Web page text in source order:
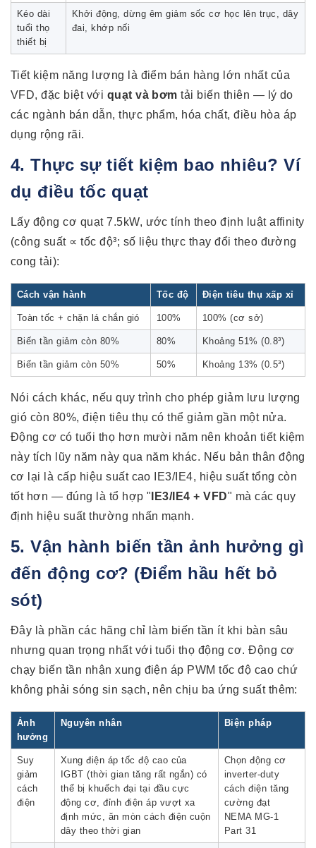
Kéo dài
tuổi thọ
thiết bị
Khởi động, dừng êm giảm sốc cơ học lên trục, dây
đai, khớp nối
Tiết kiệm năng lượng là điểm bán hàng lớn nhất của
VFD, đặc biệt với quạt và bơm tải biến thiên — lý do
các ngành bán dẫn, thực phẩm, hóa chất, điều hòa áp
dụng rộng rãi.
4. Thực sự tiết kiệm bao nhiêu? Ví
dụ điều tốc quạt
Lấy động cơ quạt 7.5kW, ước tính theo định luật affinity
(công suất ∝ tốc độ³; số liệu thực thay đổi theo đường
cong tải):
Cách vận hành Tốc độ Điện tiêu thụ xấp xỉ
Toàn tốc + chặn lá chắn gió 100% 100% (cơ sở)
Biến tần giảm còn 80% 80% Khoảng 51% (0.8³)
Biến tần giảm còn 50% 50% Khoảng 13% (0.5³)
Nói cách khác, nếu quy trình cho phép giảm lưu lượng
gió còn 80%, điện tiêu thụ có thể giảm gần một nửa.
Động cơ có tuổi thọ hơn mười năm nên khoản tiết kiệm
này tích lũy năm này qua năm khác. Nếu bản thân động
cơ lại là cấp hiệu suất cao IE3/IE4, hiệu suất tổng còn
tốt hơn — đúng là tổ hợp " IE3/IE4 + VFD" mà các quy
định hiệu suất thường nhấn mạnh.
5. Vận hành biến tần ảnh hưởng gì
đến động cơ? (Điểm hầu hết bỏ
sót)
Đây là phần các hãng chỉ làm biến tần ít khi bàn sâu
nhưng quan trọng nhất với tuổi thọ động cơ. Động cơ
chạy biến tần nhận xung điện áp PWM tốc độ cao chứ
không phải sóng sin sạch, nên chịu ba ứng suất thêm:
Ảnh
hưởng
Nguyên nhân Biện pháp
Suy
giảm
cách
điện
Xung điện áp tốc độ cao của
IGBT (thời gian tăng rất ngắn) có
thể bị khuếch đại tại đầu cực
động cơ, đỉnh điện áp vượt xa
định mức, ăn mòn cách điện cuộn
dây theo thời gian
Chọn động cơ
inverter-duty
cách điện tăng
cường đạt
NEMA MG-1
Part 31